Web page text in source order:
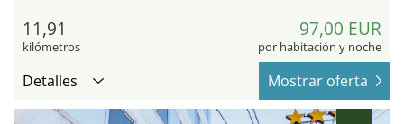
11,91
kilómetros
97,00 EUR
por habitación y noche
Detalles Mostrar oferta